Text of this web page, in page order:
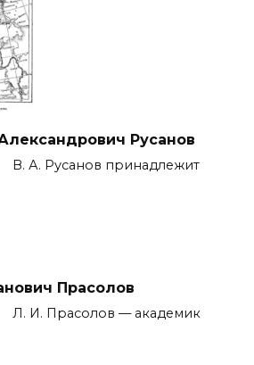
Русанов
В. А. Русанов принадлежит
Прасолов
Л. И. Прасолов — академик